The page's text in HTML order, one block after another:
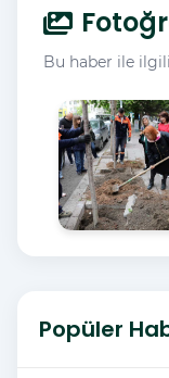
Bu haber ile
Popüler